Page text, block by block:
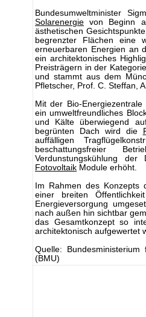
Bundesumweltminister
Solarenergie von Beginn
ästhetischen
begrenzter Flächen eine
erneuerbaren Energien an
ein architektonisches
Preisträgern in der
und stammt aus dem
Pfletscher, Prof. C. Steffan,
Mit der Bio-
ein umweltfreundliches
und Kälte überwiegend
begrünten Dach wird die
auffälligen
beschattungsfreier
Verdunstungskühlung
Fotovoltaik Module erhöht.
Im Rahmen des Konzepts
einer breiten
Energieversorgung
nach außen hin sichtbar
das Gesamtkonzept so
architektonisch aufgewertet
Quelle:
(BMU)